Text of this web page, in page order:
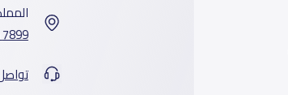
7899 طريق الثمامة، حي الربيع، الرياض 11564